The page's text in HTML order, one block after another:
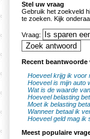
Stel uw vraag
Gebruik het zoekveld
te zoeken. Kijk
Vraag:
Recent beantwoorde
Hoeveel krijg ik voor
Hoeveel is mijn auto
Wat is de waarde
Hoeveel belasting
Moet ik belasting
Wanneer betaal ik
Hoeveel geld mag ik
Meest populaire